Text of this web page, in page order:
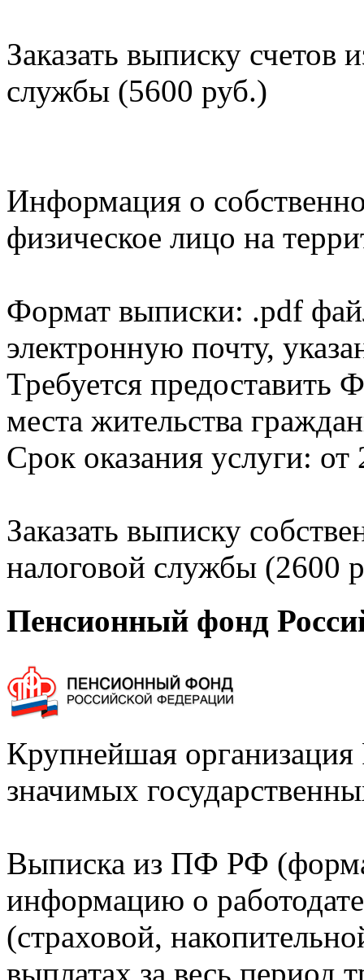
Заказать выписку счетов
службы (5600 руб.)
Информация о
физическое лицо на
Формат выписки: .pdf
электронную почту,
Требуется
места жительства
Срок оказания услуги: от
Заказать выписку
налоговой службы (2600
Пенсионный фонд
Крупнейшая
значимых
Выписка из ПФ РФ
информацию о
(страховой,
выплатах за весь период